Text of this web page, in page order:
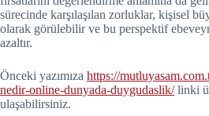
sürecinde karşılaşılan zorluklar, kişisel
olarak görülebilir ve bu perspektif
azaltır.
Önceki yazımıza https://
nedir-online-dunyada-duygudaslik/linki
ulaşabilirsiniz.